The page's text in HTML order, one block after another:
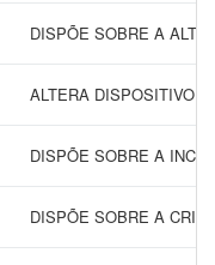
DISPÕE SOBRE A
ALTERA DISPOSITIVO
DISPÕE SOBRE A
DISPÕE SOBRE A